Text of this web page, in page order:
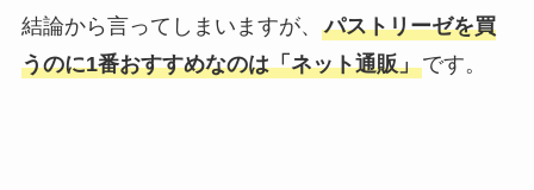
結論から言ってしまいますが、 パストリーゼを買
うのに1番おすすめなのは「ネット通販」です。